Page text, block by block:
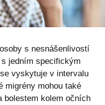
s nesnášenlivostí
jedním specifickým
vyskytuje v intervalu
migrény mohou také
bolestem kolem očních